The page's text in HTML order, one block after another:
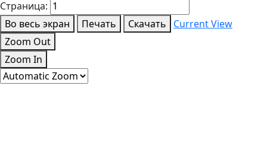
Страница:
Во весь экран
Печать Скачать
Current View
Zoom Out
Zoom In